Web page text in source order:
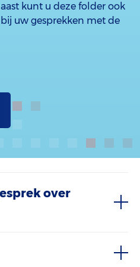
kunt u deze folder ook
uw gesprekken met de
over